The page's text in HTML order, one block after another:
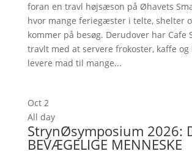
foran en travl højsæson på Øhavets
hvor mange feriegæster i telte, shelter
kommer på besøg. Derudover har Cafe
travlt med at servere frokoster, kaffe og
levere mad til mange...
Oct 2
All day
StrynØsymposium 2026:
BEVÆGELIGE MENNESKE